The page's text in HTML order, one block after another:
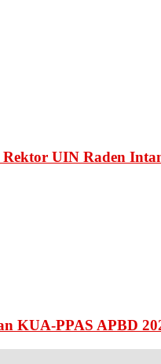
UIN Raden
KUA-PPAS APBD